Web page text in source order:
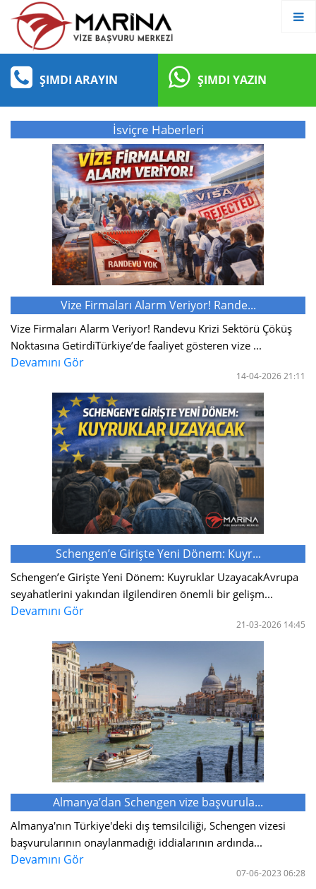
ŞIMDI ARAYIN ŞIMDI YAZIN
İsviçre Haberleri
Vize Firmaları Alarm Veriyor! Rande...
Vize Firmaları Alarm Veriyor! Randevu Krizi Sektörü Çöküş
Noktasına GetirdiTürkiye’de faaliyet gösteren vize ...
Devamını Gör
14-04-2026 21:11
Schengen’e Girişte Yeni Dönem: Kuyr...
Schengen’e Girişte Yeni Dönem: Kuyruklar UzayacakAvrupa
seyahatlerini yakından ilgilendiren önemli bir gelişm...
Devamını Gör
21-03-2026 14:45
Almanya’dan Schengen vize başvurula...
Almanya'nın Türkiye'deki dış temsilciliği, Schengen vizesi
başvurularının onaylanmadığı iddialarının ardında...
Devamını Gör
07-06-2023 06:28